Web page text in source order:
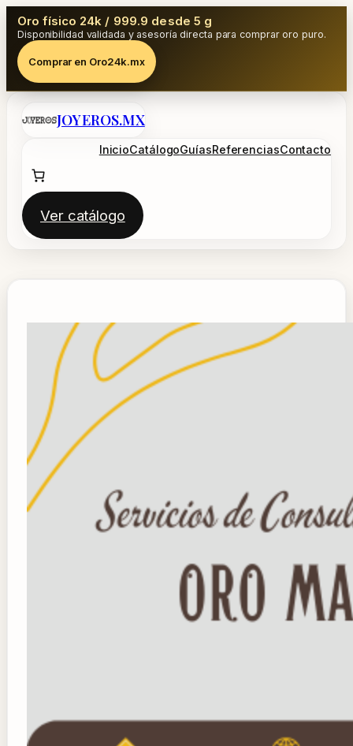
Oro físico 24k / 999.9 desde 5 g
Disponibilidad validada y asesoría directa para comprar oro puro.
Comprar en Oro24k.mx
Saltar
JOYEROS.MX
InicioCatálogoGuíasReferenciasContacto
Ver catálogo